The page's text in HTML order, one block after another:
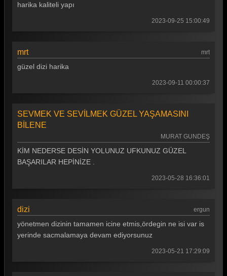
Gönül Dağı 116. Bölüm
Gönül Dağı 113. Bölüm
Gönül Dağı 110. Bölüm
Gönül Dağı 108. Bölüm
Gönül Dağı 104. Bölüm
harika kaliteli yapı
2023-09-25 15:00:49
mrt mrt
güzel dizi harika
2023-09-11 00:00:37
SEVMEK VE SEVİLMEK GÜZEL YAŞAMASINI
BİLENE
MURAT GUNDEŞ
KİM NEDERSE DESİN YOLUNUZ UFKUNUZ GÜZEL
BAŞARILAR HEPİNİZE .
2023-05-28 16:36:01
dizi ergun
yönetmen dizinin tamamen icine etmis,ördegin ne isi var is
yerinde sacmalamaya devam ediyorsunuz
2023-05-21 17:29:09